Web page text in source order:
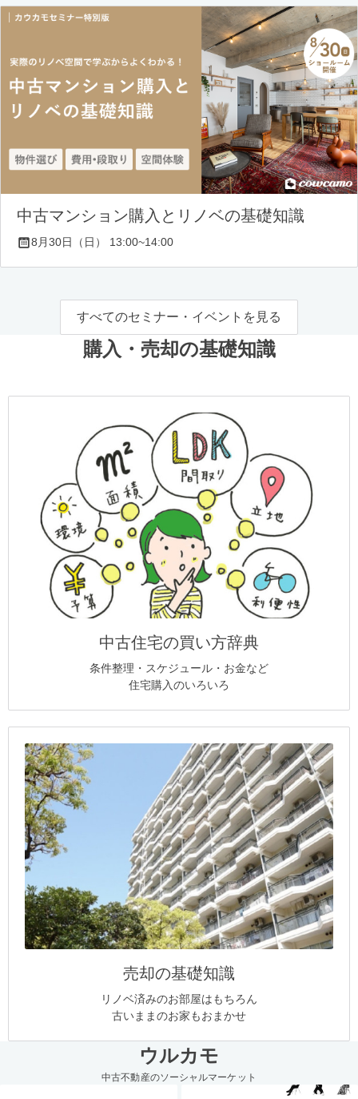
中古マンション購入とリノベの基礎知識
8月30日（日） 13:00~14:00
すべてのセミナー・イベントを見る
購入・売却の基礎知識
中古住宅の買い方辞典
条件整理・スケジュール・お金など
住宅購入のいろいろ
売却の基礎知識
リノベ済みのお部屋はもちろん
古いままのお家もおまかせ
ウルカモ
中古不動産のソーシャルマーケット